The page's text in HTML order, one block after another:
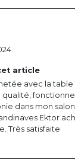
article
avec la table
qualité,
dans mon
Ektor
Très satisfaite